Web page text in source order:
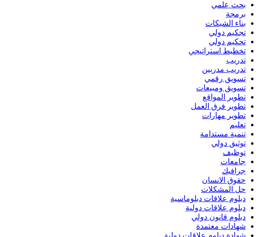
بحث علمي
برمجة
بناء الشبكات
تجكيم دولي
تحكيم دولي
تخطيط استراتيجي
تدريب
تدريب مدربين
تسويق رقمي
تسويق ومبيعات
تطوير المواقع
تطوير فرق العمل
تطوير مهارات
تعليم
تنمية مستدامة
توثيق دولي
توظيف
جامعات
جرافيك
حقوق الانسان
حل المشكلات
دبلوم علاقات دبلوماسية
دبلوم علاقات دولية
دبلوم قانون دولي
شهادات معتمدة
شهادة دبلوم علاقات دولية